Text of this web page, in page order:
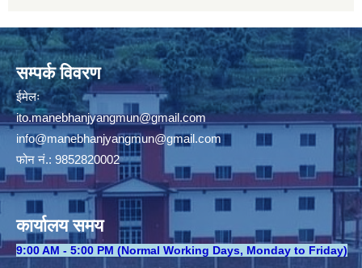
सम्पर्क विवरण
ईमेलः
ito.manebhanjyangmun@gmail.com
info@manebhanjyangmun@gmail.com
फोन नं.: 9852820002
कार्यालय समय
​9:00 AM - 5:00 PM (Normal Working Days, Monday to Friday)